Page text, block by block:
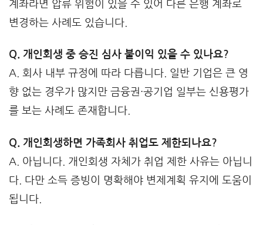
계좌라면 압류 위험이 있을 수 있어 다른 은행 계좌로
변경하는 사례도 있습니다.
Q. 개인회생 중 승진 심사 불이익 있을 수 있나요?
A. 회사 내부 규정에 따라 다릅니다. 일반 기업은 큰 영
향 없는 경우가 많지만 금융권·공기업 일부는 신용평가
를 보는 사례도 존재합니다.
Q. 개인회생하면 가족회사 취업도 제한되나요?
A. 아닙니다. 개인회생 자체가 취업 제한 사유는 아닙니
다. 다만 소득 증빙이 명확해야 변제계획 유지에 도움이
됩니다.